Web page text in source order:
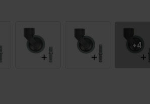
+4